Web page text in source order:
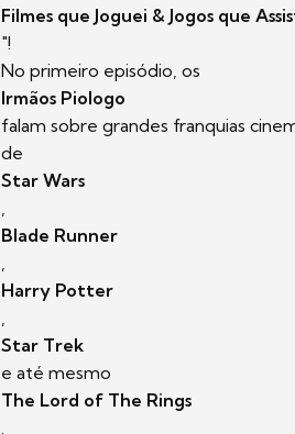
Filmes que Joguei & Jogos que
"!
No primeiro episódio, os
Irmãos Piologo
falam sobre grandes franquias
de
Star Wars
Blade Runner
Harry Potter
Star Trek
e até mesmo
The Lord of The Rings